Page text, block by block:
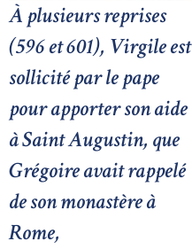
À plusieurs reprises
(596 et 601), Virgile est
sollicité par le pape
pour apporter son aide
à Saint Augustin, que
Grégoire avait rappelé
de son monastère à
Rome,